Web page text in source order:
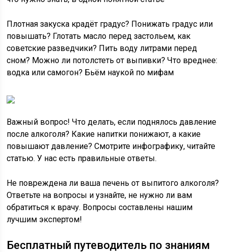
Плотная закуска крадёт градус? Понижать градус или
повышать? Глотать масло перед застольем, как
советские разведчики? Пить воду литрами перед
сном? Можно ли потолстеть от выпивки? Что вреднее:
водка или самогон? Бьём наукой по мифам
Важный вопрос! Что делать, если поднялось давление
после алкоголя? Какие напитки понижают, а какие
повышают давление? Смотрите инфографику, читайте
статью. У нас есть правильные ответы.
Не повреждена ли ваша печень от выпитого алкоголя?
Ответьте на вопросы и узнайте, не нужно ли вам
обратиться к врачу. Вопросы составлены нашим
лучшим экспертом!
Бесплатный путеводитель по знаниям